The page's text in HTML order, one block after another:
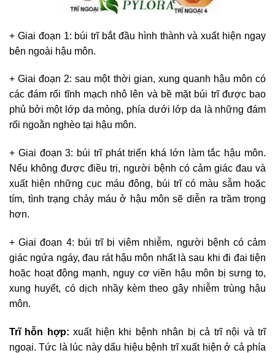
+ Giai đoạn 1: búi trĩ bắt đầu hình thành và xuất hiện ngay
bên ngoài hậu môn.
+ Giai đoạn 2: sau một thời gian, xung quanh hậu môn có
các đám rối tĩnh mạch nhô lên và bề mặt búi trĩ được bao
phủ bởi một lớp da mỏng, phía dưới lớp da là những đám
rối ngoằn nghèo tại hậu môn.
+ Giai đoạn 3: búi trĩ phát triển khá lớn làm tắc hậu môn.
Nếu không được điều trị, người bệnh có cảm giác đau và
xuất hiện những cục máu đông, búi trĩ có màu sẫm hoặc
tím, tình trạng chảy máu ở hậu môn sẽ diễn ra trầm trọng
hơn.
+ Giai đoạn 4: búi trĩ bị viêm nhiễm, người bệnh có cảm
giác ngứa ngáy, đau rát hậu môn nhất là sau khi đi đai tiện
hoặc hoạt động mạnh, nguy cơ viền hậu môn bị sưng to,
xung huyết, có dịch nhầy kèm theo gây nhiễm trùng hậu
môn.
Trĩ hỗn hợp: xuất hiện khi bệnh nhân bị cả trĩ nội và trĩ
ngoại. Tức là lúc này dấu hiệu bệnh trĩ xuất hiện ở cả phía